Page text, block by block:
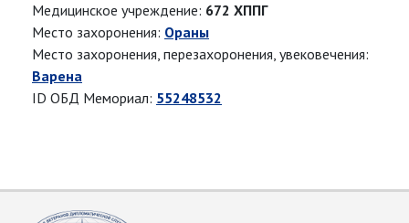
Медицинское учреждение: 672 ХППГ
Место захоронения: Ораны
Место захоронения, перезахоронения, увековечения:
Варена
ID ОБД Мемориал: 55248532